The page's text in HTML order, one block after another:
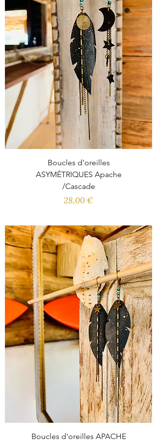
Boucles d'oreilles
ASYMÉTRIQUES Apache
/Cascade
Prix
28,00 €
Boucles d'oreilles APACHE